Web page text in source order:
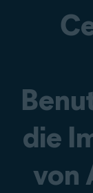
die
von